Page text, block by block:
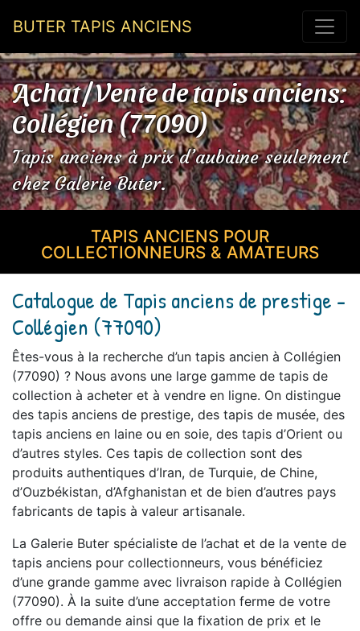
BUTER TAPIS ANCIENS
Achat / Vente de tapis anciens:
Collégien (77090)
Tapis anciens à prix d’aubaine seulement
chez Galerie Buter.
TAPIS ANCIENS POUR
COLLECTIONNEURS & AMATEURS
Catalogue de Tapis anciens de prestige -
Collégien (77090)
Êtes-vous à la recherche d’un tapis ancien à Collégien
(77090) ? Nous avons une large gamme de tapis de
collection à acheter et à vendre en ligne. On distingue
des tapis anciens de prestige, des tapis de musée, des
tapis anciens en laine ou en soie, des tapis d’Orient ou
d’autres styles. Ces tapis de collection sont des
produits authentiques d’Iran, de Turquie, de Chine,
d’Ouzbékistan, d’Afghanistan et de bien d’autres pays
fabricants de tapis à valeur artisanale.
La Galerie Buter spécialiste de l’achat et de la vente de
tapis anciens pour collectionneurs, vous bénéficiez
d’une grande gamme avec livraison rapide à Collégien
(77090). À la suite d’une acceptation ferme de votre
offre ou demande ainsi que la fixation de prix et le